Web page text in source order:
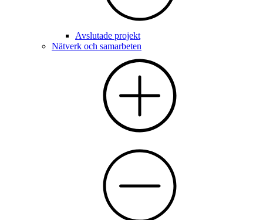
Avslutade projekt
Nätverk och samarbeten